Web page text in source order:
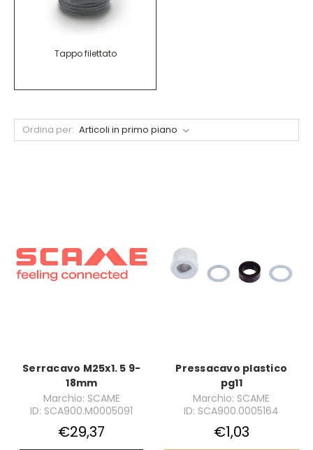
Tappo filettato
Ordina per:
Serracavo M25x1. 5 9-
18mm
Marchio: SCAME
ID: SCA900.M0005091
€29,37
Pressacavo plastico
pg11
Marchio: SCAME
ID: SCA900.0005164
€1,03